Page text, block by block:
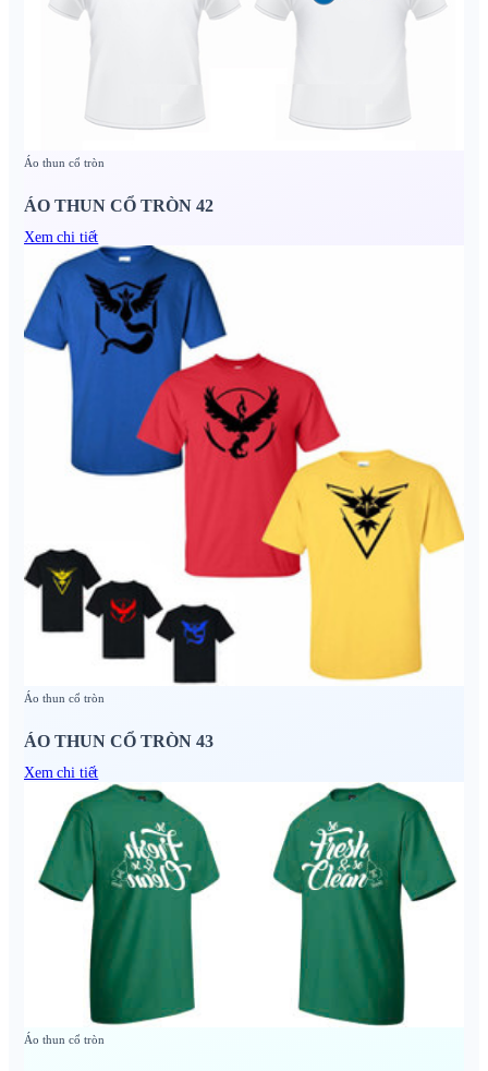
Áo thun cổ tròn
ÁO THUN CỔ TRÒN 42
Xem chi tiết
Áo thun cổ tròn
ÁO THUN CỔ TRÒN 43
Xem chi tiết
Áo thun cổ tròn